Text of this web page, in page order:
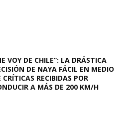
VOY DE CHILE”: LA DRÁSTICA
DE NAYA FÁCIL EN MEDIO
CRÍTICAS RECIBIDAS POR
A MÁS DE 200 KM/H